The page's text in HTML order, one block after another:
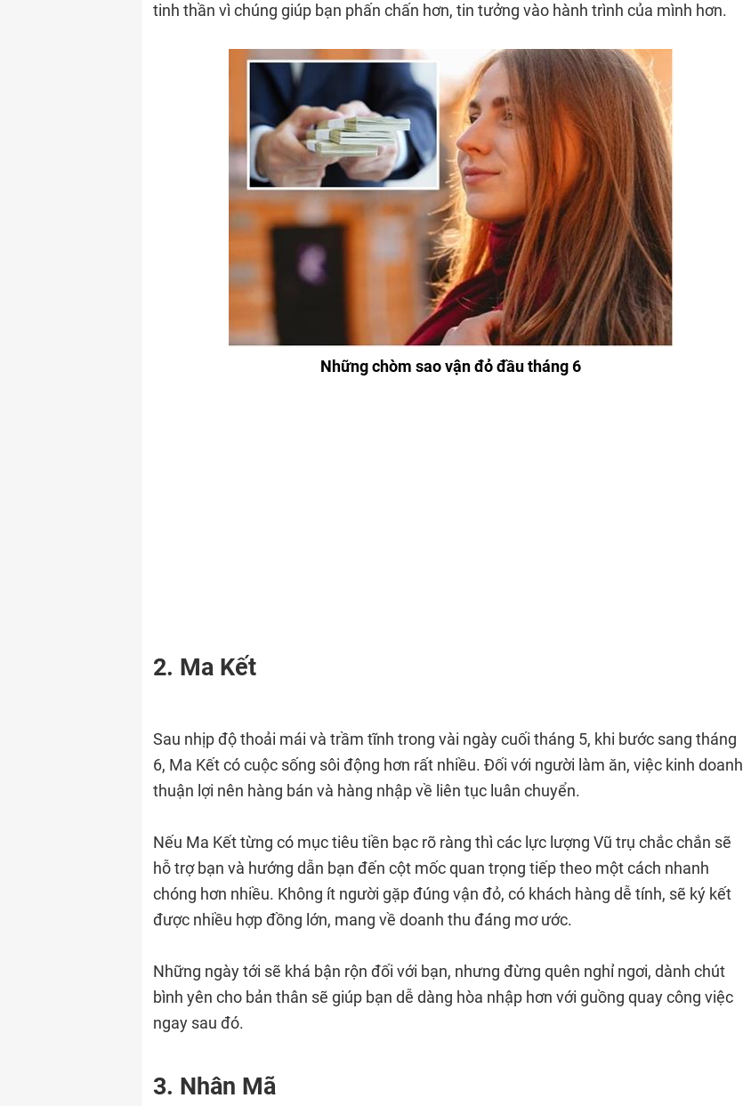
tinh thần vì chúng giúp bạn phấn chấn hơn, tin tưởng vào hành trình của mình hơn.
Những chòm sao vận đỏ đầu tháng 6
2. Ma Kết
Sau nhịp độ thoải mái và trầm tĩnh trong vài ngày cuối tháng 5, khi bước sang tháng
6, Ma Kết có cuộc sống sôi động hơn rất nhiều. Đối với người làm ăn, việc kinh doanh
thuận lợi nên hàng bán và hàng nhập về liên tục luân chuyển.
Nếu Ma Kết từng có mục tiêu tiền bạc rõ ràng thì các lực lượng Vũ trụ chắc chắn sẽ
hỗ trợ bạn và hướng dẫn bạn đến cột mốc quan trọng tiếp theo một cách nhanh
chóng hơn nhiều. Không ít người gặp đúng vận đỏ, có khách hàng dễ tính, sẽ ký kết
được nhiều hợp đồng lớn, mang về doanh thu đáng mơ ước.
Những ngày tới sẽ khá bận rộn đối với bạn, nhưng đừng quên nghỉ ngơi, dành chút
bình yên cho bản thân sẽ giúp bạn dễ dàng hòa nhập hơn với guồng quay công việc
ngay sau đó.
3. Nhân Mã